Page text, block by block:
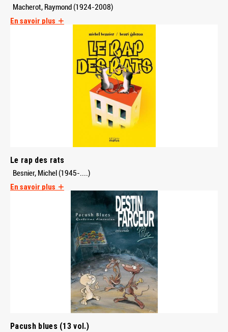
Macherot, Raymond (1924-2008)
En savoir plus
Le rap des rats
Besnier, Michel (1945-....)
En savoir plus
Pacush blues (13 vol.)